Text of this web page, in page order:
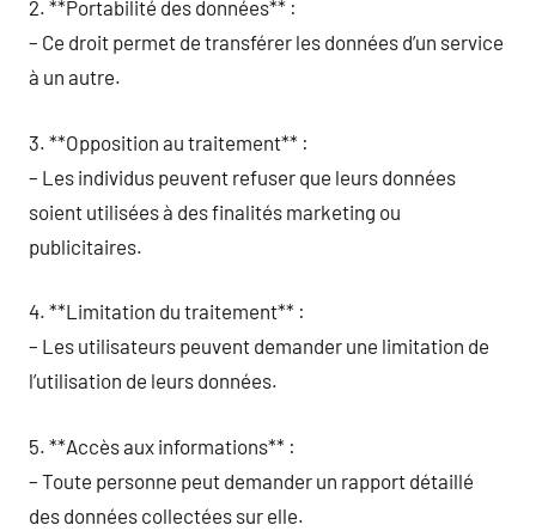
2. **Portabilité des données** :
– Ce droit permet de transférer les données d’un service
à un autre.
3. **Opposition au traitement** :
– Les individus peuvent refuser que leurs données
soient utilisées à des finalités marketing ou
publicitaires.
4. **Limitation du traitement** :
– Les utilisateurs peuvent demander une limitation de
l’utilisation de leurs données.
5. **Accès aux informations** :
– Toute personne peut demander un rapport détaillé
des données collectées sur elle.